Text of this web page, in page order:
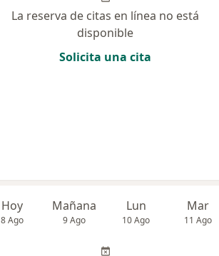
La reserva de citas en línea no está
disponible
Solicita una cita
Hoy
8 Ago
Mañana
9 Ago
Lun
10 Ago
Mar
11 Ago